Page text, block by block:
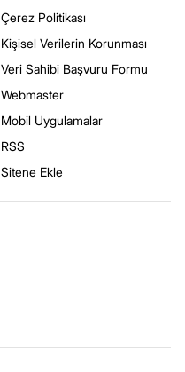
Çerez Politikası
Kişisel Verilerin Korunması
Veri Sahibi Başvuru Formu
Webmaster
Mobil Uygulamalar
RSS
Sitene Ekle